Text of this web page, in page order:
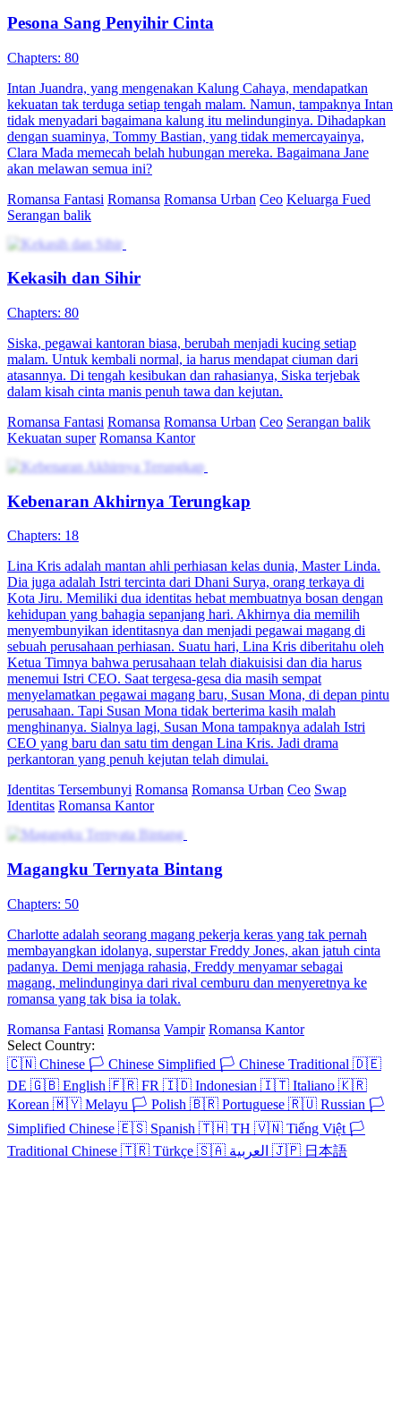
Pesona Sang Penyihir Cinta
Chapters: 80
Intan Juandra, yang mengenakan Kalung Cahaya, mendapatkan
kekuatan tak terduga setiap tengah malam. Namun, tampaknya Intan
tidak menyadari bagaimana kalung itu melindunginya. Dihadapkan
dengan suaminya, Tommy Bastian, yang tidak memercayainya,
Clara Mada memecah belah hubungan mereka. Bagaimana Jane
akan melawan semua ini?
Romansa Fantasi Romansa Romansa Urban Ceo Keluarga Fued
Serangan balik
Kekasih dan Sihir
Chapters: 80
Siska, pegawai kantoran biasa, berubah menjadi kucing setiap
malam. Untuk kembali normal, ia harus mendapat ciuman dari
atasannya. Di tengah kesibukan dan rahasianya, Siska terjebak
dalam kisah cinta manis penuh tawa dan kejutan.
Romansa Fantasi Romansa Romansa Urban Ceo Serangan balik
Kekuatan super Romansa Kantor
Kebenaran Akhirnya Terungkap
Chapters: 18
Lina Kris adalah mantan ahli perhiasan kelas dunia, Master Linda.
Dia juga adalah Istri tercinta dari Dhani Surya, orang terkaya di
Kota Jiru. Memiliki dua identitas hebat membuatnya bosan dengan
kehidupan yang bahagia sepanjang hari. Akhirnya dia memilih
menyembunyikan identitasnya dan menjadi pegawai magang di
sebuah perusahaan perhiasan. Suatu hari, Lina Kris diberitahu oleh
Ketua Timnya bahwa perusahaan telah diakuisisi dan dia harus
menemui Istri CEO. Saat tergesa-gesa dia masih sempat
menyelamatkan pegawai magang baru, Susan Mona, di depan pintu
perusahaan. Tapi Susan Mona tidak berterima kasih malah
menghinanya. Sialnya lagi, Susan Mona tampaknya adalah Istri
CEO yang baru dan satu tim dengan Lina Kris. Jadi drama
perkantoran yang penuh kejutan telah dimulai.
Identitas Tersembunyi Romansa Romansa Urban Ceo Swap
Identitas Romansa Kantor
Magangku Ternyata Bintang
Chapters: 50
Charlotte adalah seorang magang pekerja keras yang tak pernah
membayangkan idolanya, superstar Freddy Jones, akan jatuh cinta
padanya. Demi menjaga rahasia, Freddy menyamar sebagai
magang, melindunginya dari rival cemburu dan menyeretnya ke
romansa yang tak bisa ia tolak.
Romansa Fantasi Romansa Vampir Romansa Kantor
Select Country:
🇨🇳 Chinese 🏳️ Chinese Simplified 🏳️ Chinese Traditional 🇩🇪
DE 🇬🇧 English 🇫🇷 FR 🇮🇩 Indonesian 🇮🇹 Italiano 🇰🇷
Korean 🇲🇾 Melayu 🏳️ Polish 🇧🇷 Portuguese 🇷🇺 Russian 🏳️
Simplified Chinese 🇪🇸 Spanish 🇹🇭 TH 🇻🇳 Tiếng Việt 🏳️
Traditional Chinese 🇹🇷 Türkçe 🇸🇦 🇯🇵 日本語